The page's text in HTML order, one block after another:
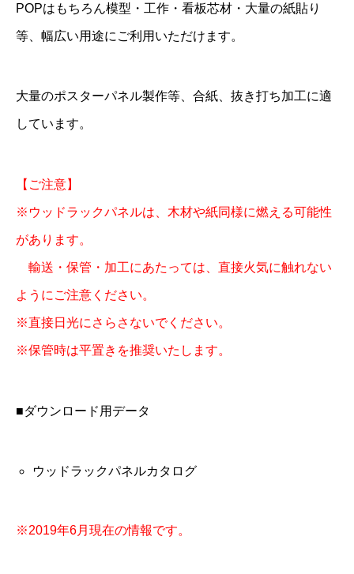
POPはもちろん模型・工作・看板芯材・大量の紙貼り
等、幅広い用途にご利用いただけます。
大量のポスターパネル製作等、合紙、抜き打ち加工に適
しています。
【ご注意】
※ウッドラックパネルは、木材や紙同様に燃える可能性
があります。
輸送・保管・加工にあたっては、直接火気に触れない
ようにご注意ください。
※直接日光にさらさないでください。
※保管時は平置きを推奨いたします。
■ダウンロード用データ
ウッドラックパネルカタログ
※2019年6月現在の情報です。